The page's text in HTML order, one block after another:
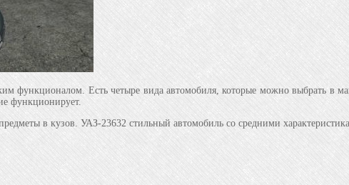
функционалом. Есть четыре вида автомобиля, которые можно выбрать в
функционирует.
в кузов. УАЗ-23632 стильный автомобиль со средними